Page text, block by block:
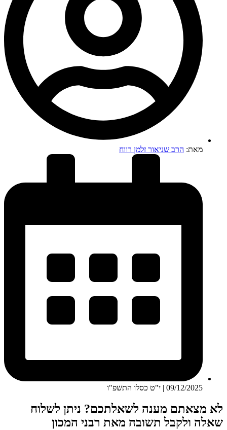
מאת: הרב שניאור זלמן רווח
09/12/2025 | י"ט כסלו התשפ"ו
לא מצאתם מענה לשאלתכם? ניתן לשלוח
שאלה ולקבל תשובה מאת רבני המכון